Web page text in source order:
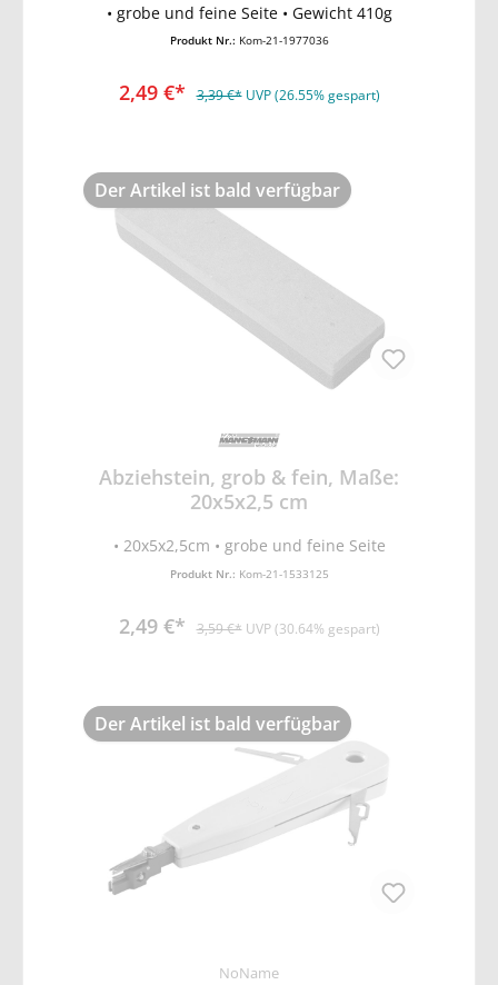
• grobe und feine Seite • Gewicht 410g
Produkt Nr.: Kom-21-1977036
2,49 €* 3,39 €* UVP (26.55% gespart)
Der Artikel ist bald verfügbar
Abziehstein, grob & fein, Maße:
20x5x2,5 cm
• 20x5x2,5cm • grobe und feine Seite
Produkt Nr.: Kom-21-1533125
2,49 €* 3,59 €* UVP (30.64% gespart)
Der Artikel ist bald verfügbar
NoName